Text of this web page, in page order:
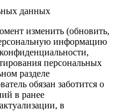
данных
изменить (обновить,
информацию
персональных
разделе
обязан заботится о
в ранее
в